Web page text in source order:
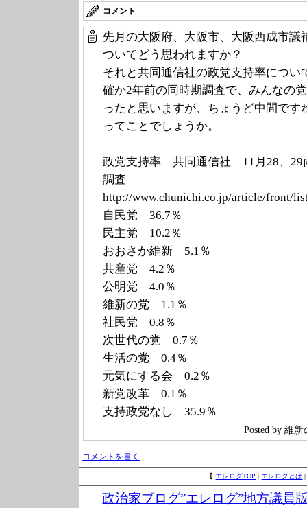
コメント
先月の大阪府、大阪市、大阪西成市議
ついてどう思われますか？
それと共同通信社の政党支持率につい
確か2年前の同時期調査で、みんなの
ったと思いますが、ちょうど中間で
ってことでしょうか。
政党支持率 共同通信社 11月28、29
調査
http://www.chunichi.co.jp/article/front/
自民党 36.7％
民主党 10.2％
おおさか維新 5.1％
共産党 4.2％
公明党 4.0％
維新の党 1.1％
社民党 0.8％
次世代の党 0.7％
生活の党 0.4％
元気にする会 0.2％
新党改革 0.1％
支持政党なし 35.9％
Posted by 維
コメントを書く
【エレログTOP |エレログとは
政治家ブログ”エレログ”地方議員